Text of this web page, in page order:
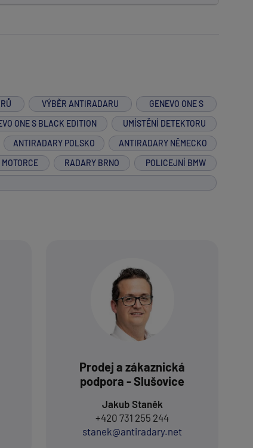
VÝBĚR ANTIRADARU
GENEVO ONE S
ONE S BLACK EDITION
UMÍSTĚNÍ DETEKTORU
ANTIRADARY POLSKO
ANTIRADARY NĚMECKO
RADARY BRNO
POLICEJNÍ BMW
Prodej a zákaznická
podpora - Slušovice
Jakub Staněk
+420 731 255 244
stanek@antiradary.net